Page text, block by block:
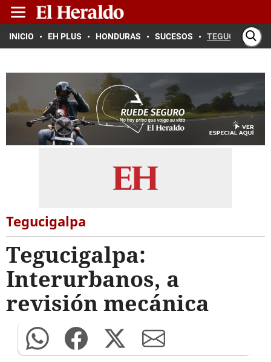
INICIO EH PLUS HONDURAS SUCESOS TEGUCIGALPA
Tegucigalpa
Tegucigalpa:
Interurbanos, a
revisión mecánica